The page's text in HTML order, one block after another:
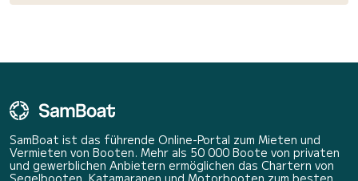
SamBoat ist das führende Online-Portal zum Mieten und
Vermieten von Booten. Mehr als 50 000 Boote von privaten
und gewerblichen Anbietern ermöglichen das Chartern von
Segelbooten, Katamaranen und Motorbooten zum besten